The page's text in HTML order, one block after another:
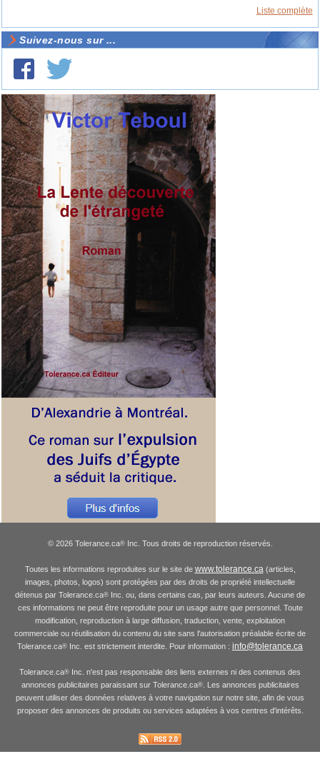
Liste complète
Suivez-nous sur ...
© 2026 Tolerance.ca®Inc. Tous droits de reproduction réservés.
Toutes les informations reproduites sur le site de www.tolerance.ca(articles,
images, photos, logos) sont protégées par des droits de propriété intellectuelle
détenus par Tolerance.ca® Inc. ou, dans certains cas, par leurs auteurs. Aucune de
ces informations ne peut être reproduite pour un usage autre que personnel. Toute
modification, reproduction à large diffusion, traduction, vente, exploitation
commerciale ou réutilisation du contenu du site sans l'autorisation préalable écrite de
Tolerance.ca® Inc. est strictement interdite. Pour information : info@tolerance.ca
Tolerance.ca® Inc. n'est pas responsable des liens externes ni des contenus des
annonces publicitaires paraissant sur Tolerance.ca®. Les annonces publicitaires
peuvent utiliser des données relatives à votre navigation sur notre site, afin de vous
proposer des annonces de produits ou services adaptées à vos centres d'intérêts.